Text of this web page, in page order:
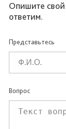
Опишите свой
ответим.
Представьтесь
Вопрос